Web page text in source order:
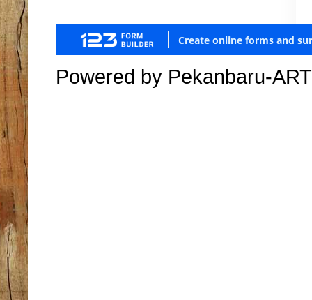
Powered by Pekanbaru-